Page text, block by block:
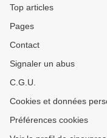
Top articles
Pages
Contact
Signaler un abus
C.G.U.
Cookies et données
Préférences cookies